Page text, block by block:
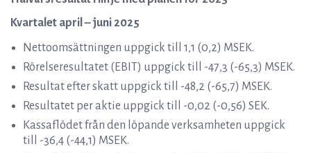
Kvartalet april – juni 2025
Nettoomsättningen uppgick till 1,1 (0,2) MSEK.
Rörelseresultatet (EBIT) uppgick till -47,3 (-65,3) MSEK.
Resultat efter skatt uppgick till -48,2 (-65,7) MSEK.
Resultatet per aktie uppgick till -0,02 (-0,56) SEK.
Kassaflödet från den löpande verksamheten uppgick
till -36,4 (-44,1) MSEK.